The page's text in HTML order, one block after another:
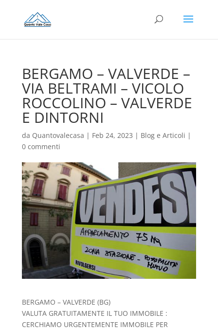
BERGAMO – VALVERDE –
VIA BELTRAMI – VICOLO
ROCCOLINO – VALVERDE
E DINTORNI
da Quantovalecasa | Feb 24, 2023 | Blog e Articoli |
0 commenti
BERGAMO – VALVERDE (BG)
VALUTA GRATUITAMENTE IL TUO IMMOBILE :
CERCHIAMO URGENTEMENTE IMMOBILE PER